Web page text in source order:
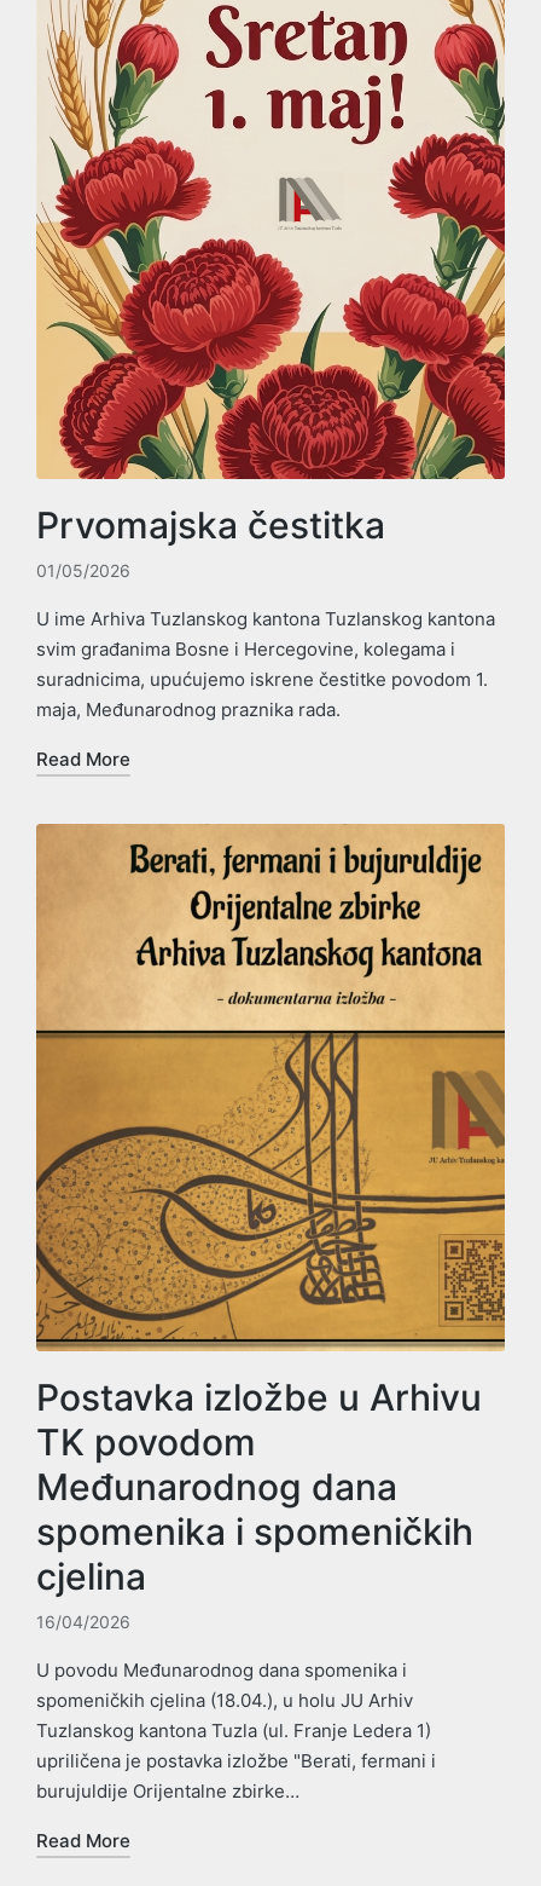
Prvomajska čestitka
01/05/2026
U ime Arhiva Tuzlanskog kantona Tuzlanskog kantona
svim građanima Bosne i Hercegovine, kolegama i
suradnicima, upućujemo iskrene čestitke povodom 1.
maja, Međunarodnog praznika rada.
Read More
Postavka izložbe u Arhivu
TK povodom
Međunarodnog dana
spomenika i spomeničkih
cjelina
16/04/2026
U povodu Međunarodnog dana spomenika i
spomeničkih cjelina (18.04.), u holu JU Arhiv
Tuzlanskog kantona Tuzla (ul. Franje Ledera 1)
upriličena je postavka izložbe "Berati, fermani i
burujuldije Orijentalne zbirke…
Read More